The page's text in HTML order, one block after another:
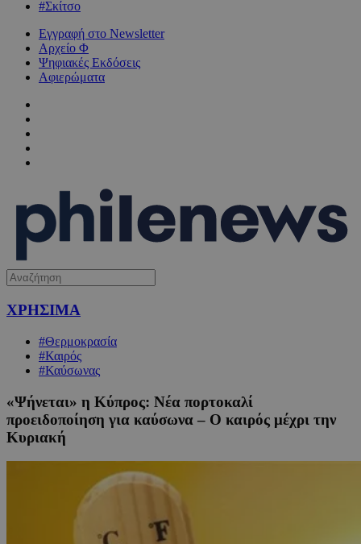
#Σκίτσο
Εγγραφή στο Newsletter
Αρχείο Φ
Ψηφιακές Εκδόσεις
Αφιερώματα
ΧΡΗΣΙΜΑ
#Θερμοκρασία
#Καιρός
#Καύσωνας
«Ψήνεται» η Κύπρος: Νέα πορτοκαλί
προειδοποίηση για καύσωνα – Ο καιρός μέχρι την
Kυριακή